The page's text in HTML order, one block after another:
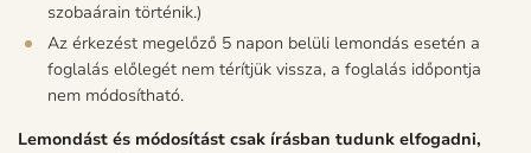
szobaárain történik.)
Az érkezést megelőző 5 napon belüli lemondás esetén a
foglalás előlegét nem térítjük vissza, a foglalás időpontja
nem módosítható.
Lemondást és módosítást csak írásban tudunk elfogadni,